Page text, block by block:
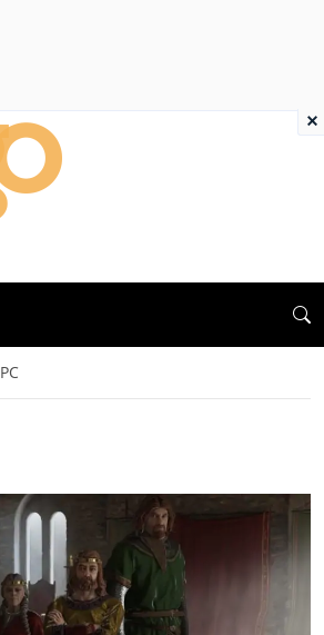
PC
×